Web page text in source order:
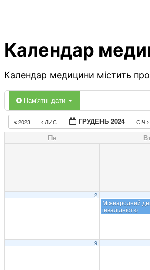
Календар
Календар медицини містить
Пам'ятні дати
2023 ЛИС ГРУДЕНЬ 2024 СІЧ
Пн
2
Міжнародний
інвалідністю
9